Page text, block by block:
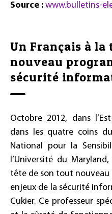
Source : www.bulletins-
Un Français à la
nouveau
sécurité
Octobre 2012, dans
dans les quatre coins
National pour la
l’Université du
tête de son tout
enjeux de la sécurité
Cukier. Ce professeur